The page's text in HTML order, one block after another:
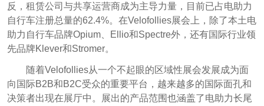
反，租赁公司与共享运营商成为主导力量，目前已占电助力
自行车注册总量的62.4%。在Velofollies展会上，除了本土电
助力自行车品牌Opium、Ellio和Spectre外，还有国际行业领
先品牌Klever和Stromer。
随着Velofollies从一个不起眼的区域性展会发展成为面
向国际B2B和B2C受众的重要平台，越来越多的国际面孔和
决策者出现在展厅中。展出的产品范围也涵盖了电助力长尾